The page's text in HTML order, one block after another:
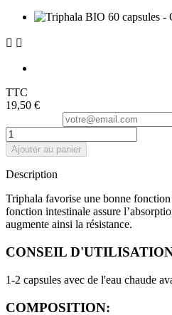
 
TTC
19,50 €
Ajouter au panier
Description
Triphala favorise une bonne
fonction intestinale assure
augmente ainsi la résistance.
CONSEIL
1-2 capsules avec de l'eau chaude
COMPOSITION: